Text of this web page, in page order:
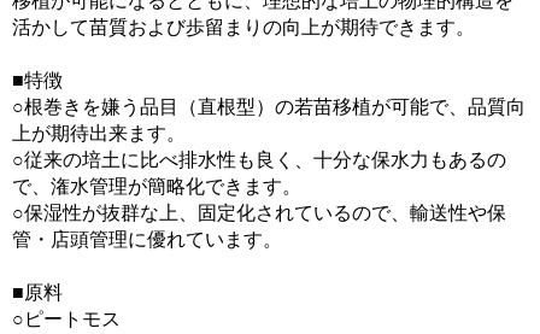
活かして苗質および歩留まりの向上が期待できます。
■特徴
○根巻きを嫌う品目（直根型）の若苗移植が可能で、品質向
上が期待出来ます。
○従来の培土に比べ排水性も良く、十分な保水力もあるの
で、潅水管理が簡略化できます。
○保湿性が抜群な上、固定化されているので、輸送性や保
管・店頭管理に優れています。
■原料
○ピートモス